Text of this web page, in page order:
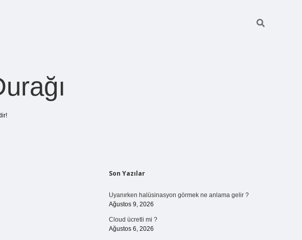
Sidebar
Son Yazılar
Uyanırken halüsinasyon görmek ne anlama gelir ?
Ağustos 9, 2026
Cloud ücretli mi ?
Ağustos 6, 2026